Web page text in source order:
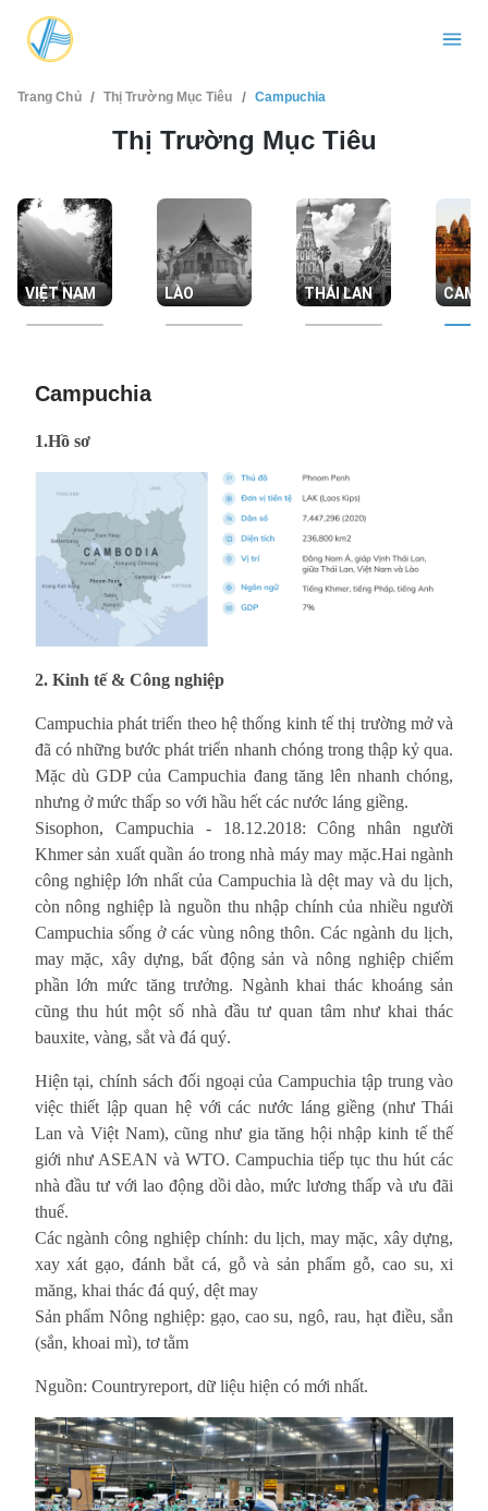
Trang Chủ / Thị Trường Mục Tiêu / Campuchia
Thị Trường Mục Tiêu
VIỆT NAM LÀO THÁI LAN
Campuchia
1.Hồ sơ
2. Kinh tế & Công nghiệp
Campuchia phát triển theo hệ thống kinh tế thị trường mở và
đã có những bước phát triển nhanh chóng trong thập kỷ qua.
Mặc dù GDP của Campuchia đang tăng lên nhanh chóng,
nhưng ở mức thấp so với hầu hết các nước láng giềng.
Sisophon, Campuchia - 18.12.2018: Công nhân người
Khmer sản xuất quần áo trong nhà máy may mặc.Hai ngành
công nghiệp lớn nhất của Campuchia là dệt may và du lịch,
còn nông nghiệp là nguồn thu nhập chính của nhiều người
Campuchia sống ở các vùng nông thôn. Các ngành du lịch,
may mặc, xây dựng, bất động sản và nông nghiệp chiếm
phần lớn mức tăng trưởng. Ngành khai thác khoáng sản
cũng thu hút một số nhà đầu tư quan tâm như khai thác
bauxite, vàng, sắt và đá quý.
Hiện tại, chính sách đối ngoại của Campuchia tập trung vào
việc thiết lập quan hệ với các nước láng giềng (như Thái
Lan và Việt Nam), cũng như gia tăng hội nhập kinh tế thế
giới như ASEAN và WTO. Campuchia tiếp tục thu hút các
nhà đầu tư với lao động dồi dào, mức lương thấp và ưu đãi
thuế.
Các ngành công nghiệp chính: du lịch, may mặc, xây dựng,
xay xát gạo, đánh bắt cá, gỗ và sản phẩm gỗ, cao su, xi
măng, khai thác đá quý, dệt may
Sản phẩm Nông nghiệp: gạo, cao su, ngô, rau, hạt điều, sắn
(sắn, khoai mì), tơ tằm
Nguồn: Countryreport, dữ liệu hiện có mới nhất.